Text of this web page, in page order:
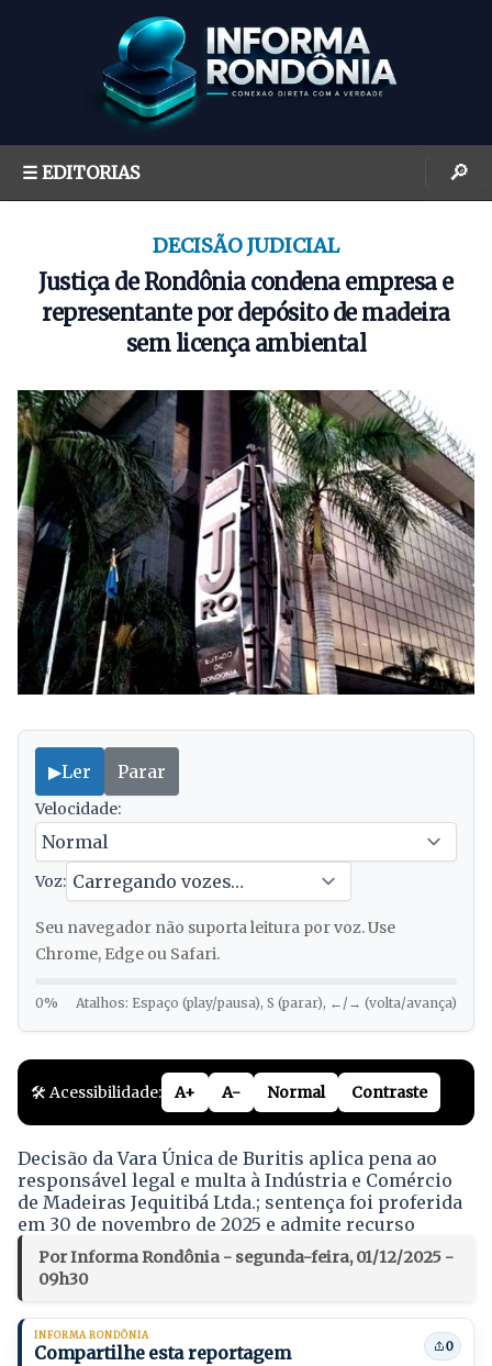
☰ EDITORIAS 🔎
DECISÃO JUDICIAL
Justiça de Rondônia condena empresa e
representante por depósito de madeira
sem licença ambiental
▶Ler Parar
Velocidade:
Voz:
Seu navegador não suporta leitura por voz. Use
Chrome, Edge ou Safari.
0% Atalhos: Espaço (play/pausa), S (parar), ←/→ (volta/avança)
🛠️ Acessibilidade: A+ A- Normal Contraste
Decisão da Vara Única de Buritis aplica pena ao
responsável legal e multa à Indústria e Comércio
de Madeiras Jequitibá Ltda.; sentença foi proferida
em 30 de novembro de 2025 e admite recurso
Por Informa Rondônia - segunda-feira, 01/12/2025 -
09h30
INFORMA RONDÔNIA
Compartilhe esta reportagem 0